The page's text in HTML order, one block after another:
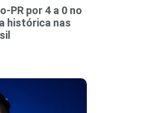
PR por 4 a 0 no
histórica nas